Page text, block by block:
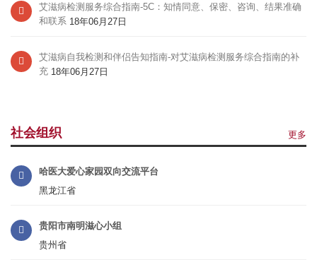
艾滋病检测服务综合指南-5C：知情同意、保密、咨询、结果准确
和联系 18年06月27日
艾滋病自我检测和伴侣告知指南-对艾滋病检测服务综合指南的补
充 18年06月27日
社会组织 更多
哈医大爱心家园双向交流平台
黑龙江省
贵阳市南明滋心小组
贵州省